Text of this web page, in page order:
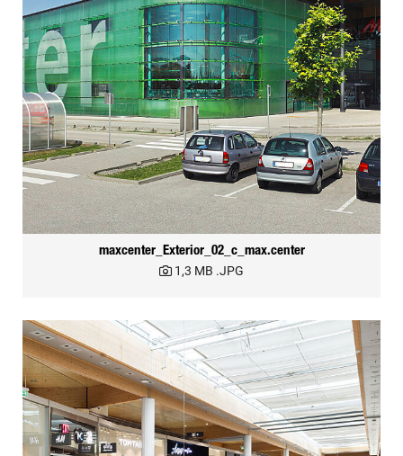
maxcenter_Exterior_02_c_max.center
1,3 MB .JPG